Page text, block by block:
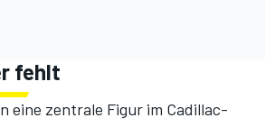
fehlt
eine zentrale Figur im Cadillac-